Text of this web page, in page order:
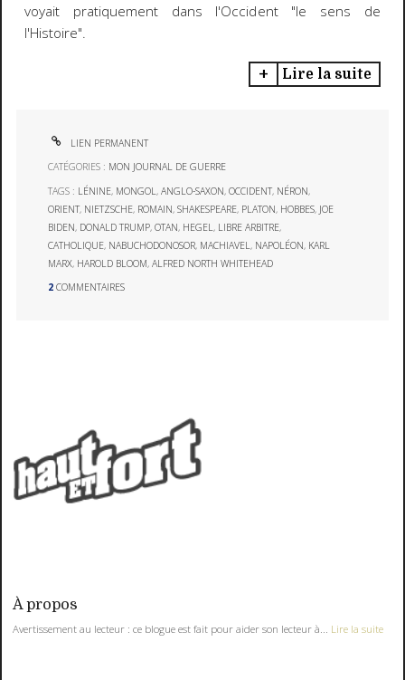
À propos
Avertissement au lecteur : ce blogue est fait pour aider son lecteur à... Lire la suite
voyait pratiquement dans l'Occident "le sens de
l'Histoire".
Lire la suite
LIEN PERMANENT
CATÉGORIES : MON JOURNAL DE GUERRE
TAGS : LÉNINE, MONGOL ,ANGLO-SAXON,OCCIDENT, NÉRON,
ORIENT, NIETZSCHE, ROMAIN,SHAKESPEARE, PLATON, HOBBES, JOE
BIDEN, DONALD TRUMP,OTAN, HEGEL , LIBRE ARBITRE,
CATHOLIQUE, NABUCHODONOSOR, MACHIAVEL , NAPOLÉON, KARL
MARX, HAROLD BLOOM,ALFRED NORTH WHITEHEAD
2 COMMENTAIRES